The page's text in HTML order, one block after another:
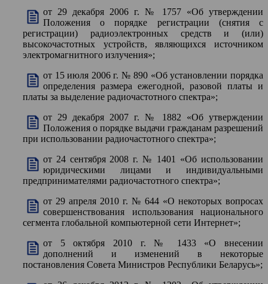
от 29 декабря 2006 г. № 1757 «Об утверждении
Положения о порядке регистрации (снятия с
регистрации) радиоэлектронных средств и (или)
высокочастотных устройств, являющихся источником
электромагнитного излучения»;
от 15 июля 2006 г. № 890 «Об установлении порядка
определения размера ежегодной, разовой платы и
платы за выделение радиочастотного спектра»;
от 29 декабря 2007 г. № 1882 «Об утверждении
Положения о порядке выдачи гражданам разрешений
при использовании радиочастотного спектра»;
от 24 сентября 2008 г. № 1401 «Об использовании
юридическими лицами и индивидуальными
предпринимателями радиочастотного спектра»;
от 29 апреля 2010 г. № 644 «О некоторых вопросах
совершенствования использования национального
сегмента глобальной компьютерной сети Интернет»;
от 5 октября 2010 г. № 1433 «О внесении
дополнений и изменений в некоторые
постановления Совета Министров Республики Беларусь»;